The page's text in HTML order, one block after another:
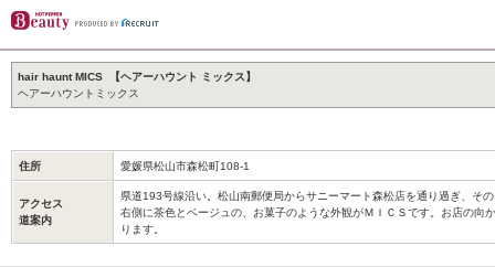
hair haunt MICS 【ヘアーハウント ミックス】
ヘアーハウントミックス
住所 愛媛県松山市森松町108-1
アクセス
道案内
県道193号線沿い。松山南郵便局からサニーマート森松店を通り過ぎ、そ
右側に茶色とベージュの、お菓子のような外観がＭＩＣＳです。お店の向
ります。